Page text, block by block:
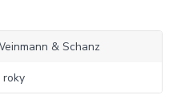
& Schanz
roky